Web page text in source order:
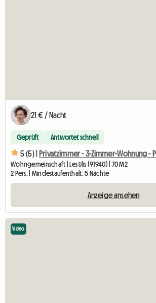
21 € / Nacht
Geprüft Antwortet schnell
5 (5) | Privatzimmer - 3-Zimmer-Wohnung -
Wohngemeinschaft | Les Ulis (91940) | 70 M2
2 Pers. | Mindestaufenthalt: 5 Nächte
Anzeige ansehen
Video